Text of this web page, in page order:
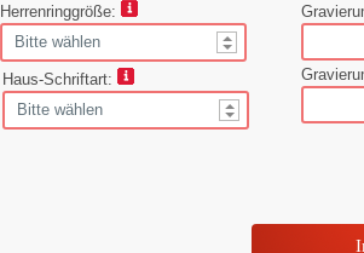
Herrenringgröße:
Haus-Schriftart: